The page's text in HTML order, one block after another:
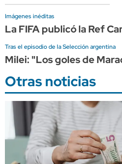
Imágenes inéditas
La FIFA publicó la Ref
Tras el episodio de la Selección argentina
Milei: "Los goles de
Otras noticias